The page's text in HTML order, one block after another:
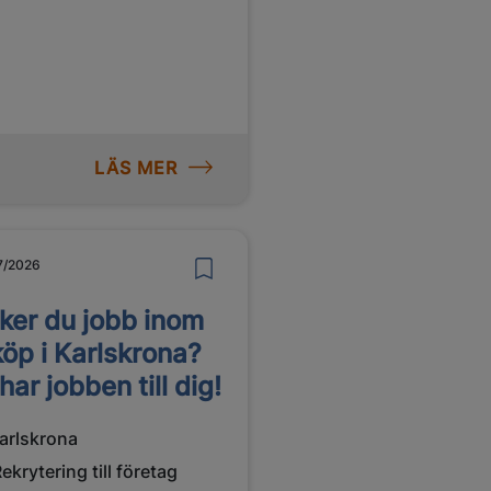
samarbete står i centrum.
LÄS MER
2026
du jobb inom
i Karlskrona?
jobben till dig!
till företag